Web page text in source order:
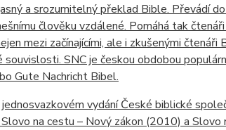
a srozumitelný překlad Bible. Převádí
člověku vzdálené. Pomáhá tak
mezi začínajícími, ale i zkušenými
souvislosti. SNC je českou obdobou
Gute Nachricht Bibel.
vydání České biblické
na cestu – Nový zákon (2010) a